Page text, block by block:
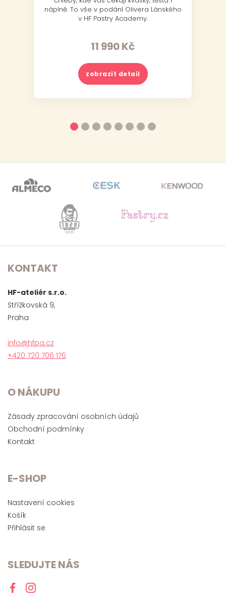
náplně. To vše v podání Olivera Lánského
v HF Pastry Academy.
11 990Kč
zobrazit detail
KONTAKT
HF-ateliér s.r.o.
Střížkovská 9,
Praha
info@hfpa.cz
+420 720 706 176
O NÁKUPU
Zásady zpracování osobních údajů
Obchodní podmínky
Kontakt
E-SHOP
Nastavení cookies
Košík
Přihlásit se
SLEDUJTE NÁS